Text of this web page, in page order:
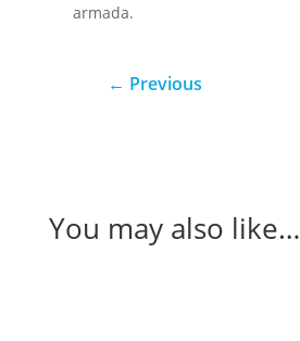
armada.
← Previous
You may also like…